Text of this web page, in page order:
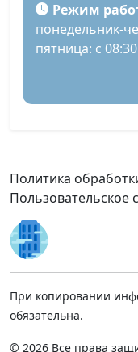
Режим
понедельник-
пятница: с
Политика
Пользовательское
При копировании
обязательна.
© 2026 Все права